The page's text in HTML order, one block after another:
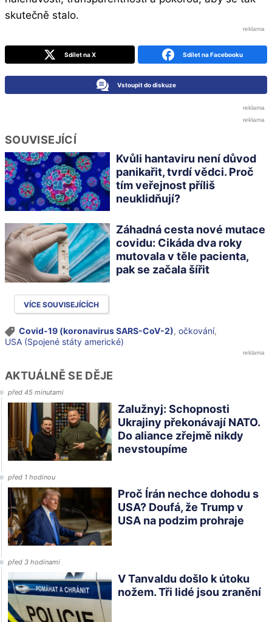
skutečně stalo.
Sdílet na X Sdílet na Facebooku
Vstoupit do diskuze
SOUVISEJÍCÍ
Kvůli hantaviru není důvod
panikařit, tvrdí vědci. Proč
tím veřejnost příliš
neuklidňují?
Záhadná cesta nové mutace
covidu: Cikáda dva roky
mutovala v těle pacienta,
pak se začala šířit
VÍCE SOUVISEJÍCÍCH
Covid-19 (koronavirus SARS-CoV-2), očkování,
USA (Spojené státy americké)
AKTUÁLNĚ SE DĚJE
před 45 minutami
Zalužnyj: Schopnosti
Ukrajiny překonávají NATO.
Do aliance zřejmě nikdy
nevstoupíme
před 1 hodinou
Proč Írán nechce dohodu s
USA? Doufá, že Trump v
USA na podzim prohraje
před 3 hodinami
V Tanvaldu došlo k útoku
nožem. Tři lidé jsou zranění